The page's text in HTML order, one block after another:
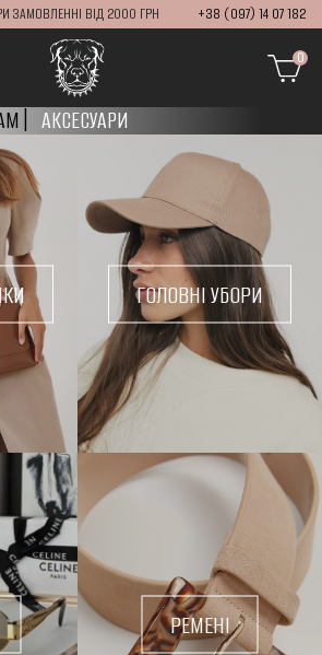
ЗАМОВЛЕННІ ВІД 2000 ГРН +38 (097) 14 07 182
0
АКСЕСУАРИ
ГОЛОВНІ УБОРИ
РЕМЕНІ